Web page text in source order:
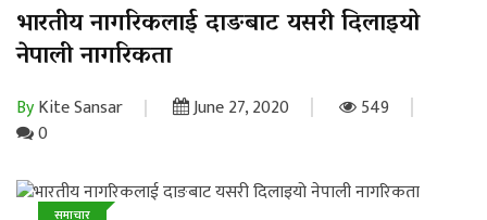
भारतीय नागरिकलाई दाङबाट यसरी दिलाइयो
नेपाली नागरिकता
ByKite Sansar June 27, 2020
549
0
समाचार